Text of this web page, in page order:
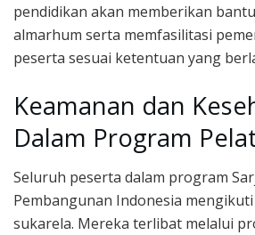
pendidikan akan memberikan
almarhum serta memfasilitasi
peserta sesuai ketentuan yang
Keamanan dan
Dalam Program
Seluruh peserta dalam program
Pembangunan Indonesia
sukarela. Mereka terlibat melalui